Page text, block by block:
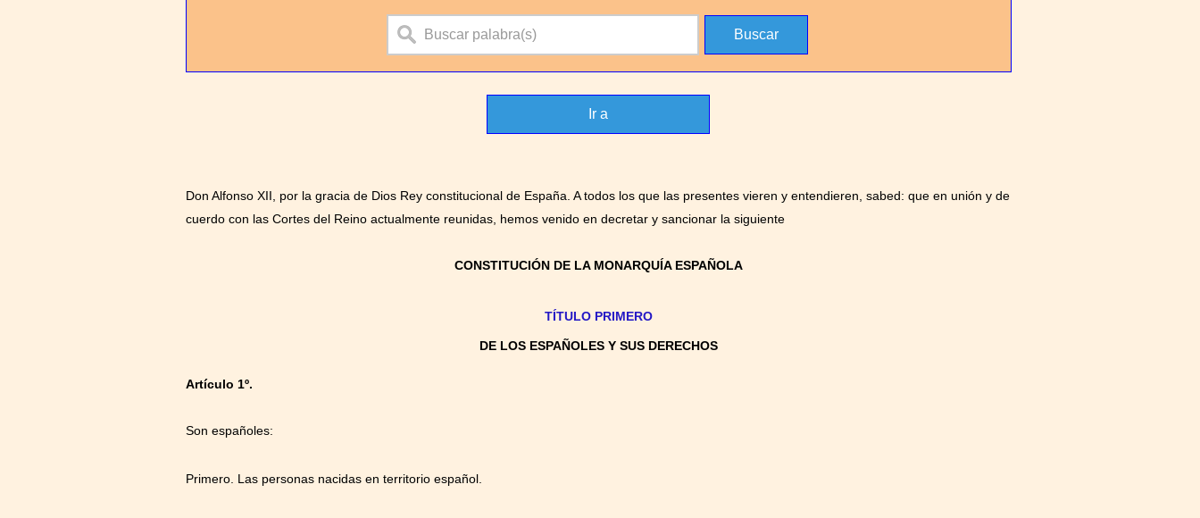
Ir a
Don Alfonso XII, por la gracia de Dios Rey constitucional de España. A todos los que las presentes vieren y entendieren, sabed: que en unión y de
cuerdo con las Cortes del Reino actualmente reunidas, hemos venido en decretar y sancionar la siguiente
CONSTITUCIÓN DE LA MONARQUÍA ESPAÑOLA
TÍTULO PRIMERO
DE LOS ESPAÑOLES Y SUS DERECHOS
Artículo 1º.
Son españoles:
Primero. Las personas nacidas en territorio español.